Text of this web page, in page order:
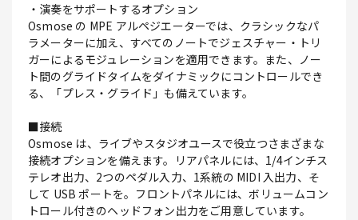
・演奏をサポートするオプション
Osmose の MPE アルペジエーターでは、クラシックなパ
ラメーターに加え、すべてのノートでジェスチャー・トリ
ガーによるモジュレーションを適用できます。また、ノー
ト間のグライドタイムをダイナミックにコントロールでき
る、「プレス・グライド」も備えています。
■接続
Osmose は、ライブやスタジオユースで役立つさまざまな
接続オプションを備えます。リアパネルには、1/4インチス
テレオ出力、2つのペダル入力、1系統の MIDI 入出力、そ
して USB ポートを。フロントパネルには、ボリュームコン
トロール付きのヘッドフォン出力をご用意しています。